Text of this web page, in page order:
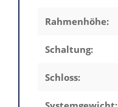
Rahmenhöhe:
Schaltung:
Schloss: